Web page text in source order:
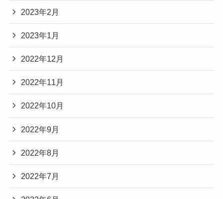
2023年2月
2023年1月
2022年12月
2022年11月
2022年10月
2022年9月
2022年8月
2022年7月